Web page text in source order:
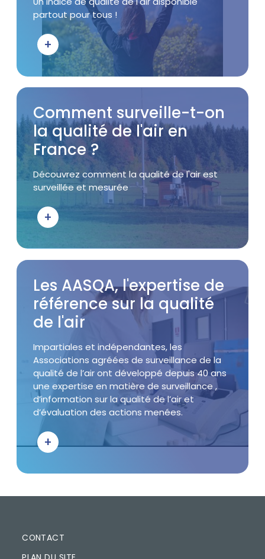
partout pour tous !
+
Bouton d'action
Visuel
Titre
Comment surveille-t-on
la qualité de l'air en
France ?
Accroche
Découvrez comment la qualité de l'air est
surveillée et mesurée
+
Bouton d'action
Visuel
Titre
Les AASQA, l'expertise de
référence sur la qualité
de l'air
Accroche
Impartiales et indépendantes, les
Associations agréées de surveillance de la
qualité de l’air ont développé depuis 40 ans
une expertise en matière de surveillance ,
d’information sur la qualité de l’air et
d’évaluation des actions menées.
+
Bouton d'action
PIED DE PAGE
CONTACT